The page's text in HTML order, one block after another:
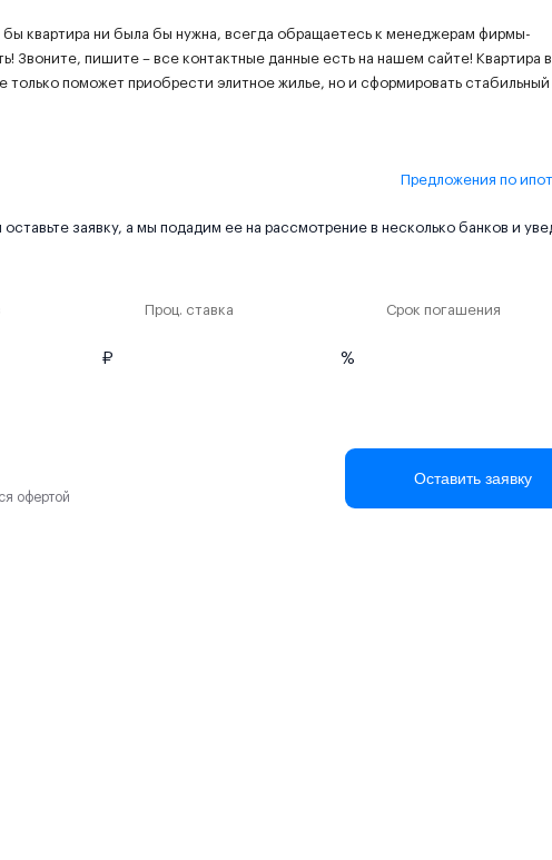
квартира ни была бы нужна, всегда обращаетесь к менеджерам фирмы-
Звоните, пишите – все контактные данные есть на нашем сайте! Квартира
только поможет приобрести элитное жилье, но и сформировать стабильный
Предложения по
заявку, а мы подадим ее на рассмотрение в несколько банков и
₽
Проц. ставка
%
Срок погашения
офертой
Оставить заявку